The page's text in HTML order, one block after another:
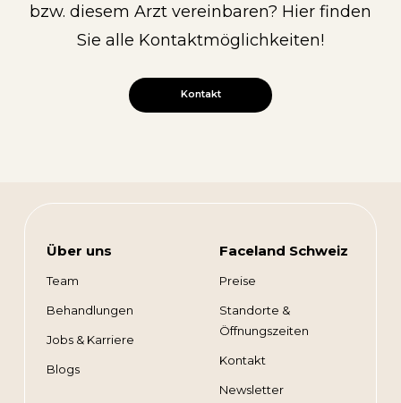
bzw. diesem Arzt vereinbaren? Hier finden
Sie alle Kontaktmöglichkeiten!
Kontakt
Über uns
Team
Behandlungen
Jobs & Karriere
Blogs
Faceland Schweiz
Preise
Standorte &
Öffnungszeiten
Kontakt
Newsletter